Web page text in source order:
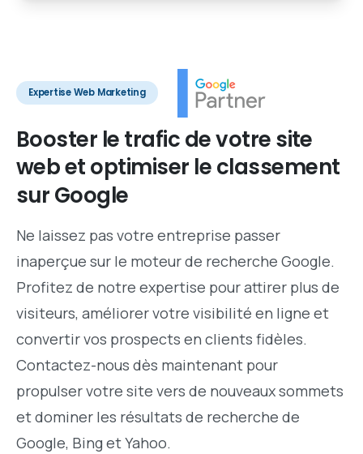
Expertise Web Marketing
Booster letraficdevotresite
webetoptimiser leclassement
surGoogle
Ne laissez pas votre entreprise passer
inaperçue sur le moteur de recherche Google.
Profitez de notre expertise pour attirer plus de
visiteurs, améliorer votre visibilité en ligne et
convertir vos prospects en clients fidèles.
Contactez-nous dès maintenant pour
propulser votre site vers de nouveaux sommets
et dominer les résultats de recherche de
Google, Bing et Yahoo.